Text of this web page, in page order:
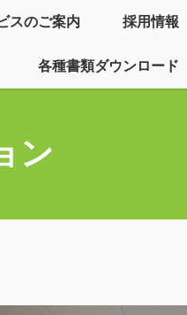
スのご案内 採用情報
各種書類ダウンロード
ン